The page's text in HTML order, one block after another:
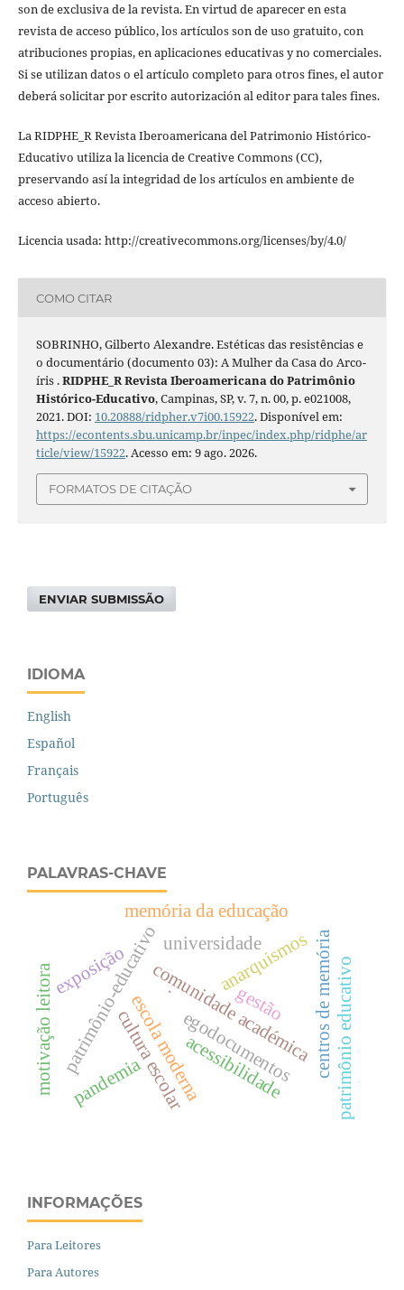
son de exclusiva de la revista. En virtud de aparecer en esta
revista de acceso público, los artículos son de uso gratuito, con
atribuciones propias, en aplicaciones educativas y no comerciales.
Si se utilizan datos o el artículo completo para otros fines, el autor
deberá solicitar por escrito autorización al editor para tales fines.
La RIDPHE_R Revista Iberoamericana del Patrimonio Histórico-
Educativo utiliza la licencia de Creative Commons (CC),
preservando así la integridad de los artículos en ambiente de
acceso abierto.
Licencia usada: http://creativecommons.org/licenses/by/4.0/
COMO CITAR
SOBRINHO, Gilberto Alexandre. Estéticas das resistências e
o documentário (documento 03): A Mulher da Casa do Arco-
íris .RIDPHE_R Revista Iberoamericana do Patrimônio
Histórico-Educativo, Campinas, SP, v. 7, n. 00, p. e021008,
2021. DOI: 10.20888/ridpher.v7i00.15922. Disponível em:
https://econtents.sbu.unicamp.br/inpec/index.php/ridphe/ar
ticle/view/15922. Acesso em: 9 ago. 2026.
FORMATOS DE CITAÇÃO
ENVIAR SUBMISSÃO
IDIOMA
English
Español
Français
Português
PALAVRAS-CHAVE
patrimônio-educativo egodocumentos
cultura escolar
escola moderna
comunidade académica
anarquismos
universidade
exposição
acessibilidade
. centros de memória
memória da educação
patrimônio educativo
motivação leitora gestão
pandemia
INFORMAÇÕES
Para Leitores
Para Autores